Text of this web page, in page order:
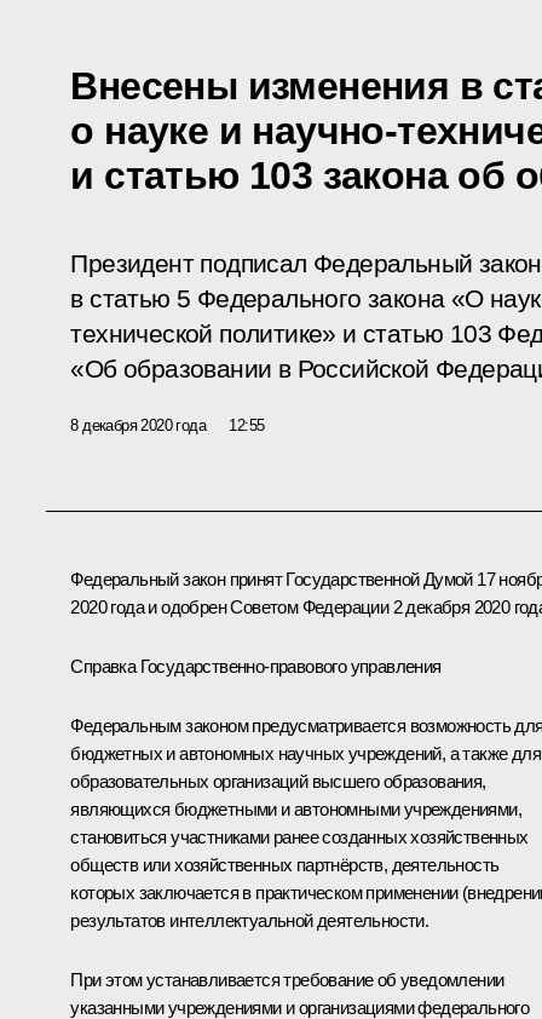
Внесены изменения в
о науке и научно-
и статью 103 закона об
Президент подписал Федеральный
в статью 5 Федерального закона «О
технической политике» и статью 103
«Об образовании в Российской
8 декабря 2020 года 12:55
Федеральный закон принят Государственной Думой 17
2020 года и одобрен Советом Федерации 2 декабря 2020
Справка Государственно-правового управления
Федеральным законом предусматривается возможность
бюджетных и автономных научных учреждений, а также для
образовательных организаций высшего образования,
являющихся бюджетными и автономными учреждениями,
становиться участниками ранее созданных хозяйственных
обществ или хозяйственных партнёрств, деятельность
которых заключается в практическом применении
результатов интеллектуальной деятельности.
При этом устанавливается требование об уведомлении
указанными учреждениями и организациями федерального